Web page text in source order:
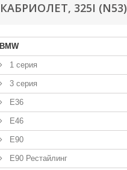
КАБРИОЛЕТ, 325I (N53)
BMW
1 серия
3 серия
E36
E46
E90
E90 Рестайлинг